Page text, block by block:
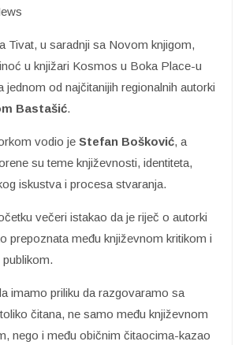
Tivat, u saradnji sa Novom knjigom,
u knjižari Kosmos u Boka Place-u
jednom od najčitanijih regionalnih autorki
Bastašić.
vodio je Stefan Bošković, a
su teme književnosti, identiteta,
iskustva i procesa stvaranja.
večeri istakao da je riječ o autorki
prepoznata među književnom kritikom i
imamo priliku da razgovaramo sa
čitana, ne samo među književnom
nego i među običnim čitaocima-kazao